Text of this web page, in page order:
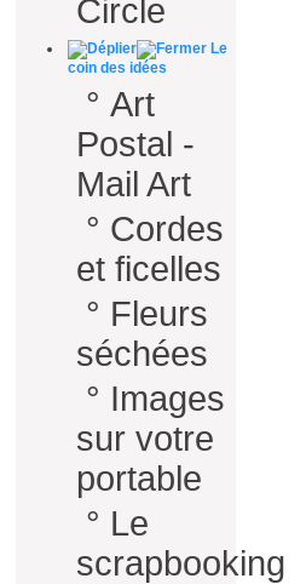
Circle
Le
coin des idées
° Art
Postal -
Mail Art
° Cordes
et ficelles
° Fleurs
séchées
° Images
sur votre
portable
° Le
scrapbooking